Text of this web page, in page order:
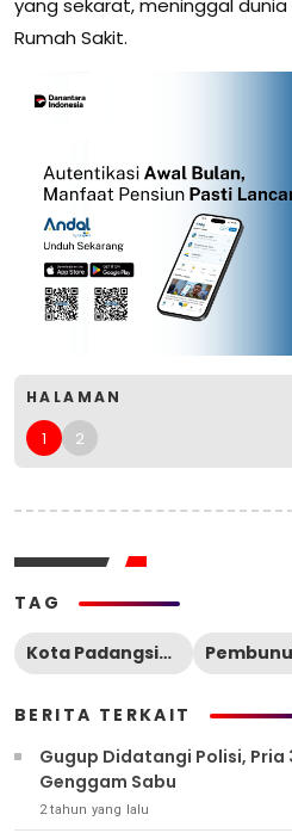
Rumah Sakit.
HALAMAN
1 2
TAG
Kota Padangsidimpuan
BERITA TERKAIT
Gugup Didatangi Polisi, Pria
Genggam Sabu
2 tahun yang lalu